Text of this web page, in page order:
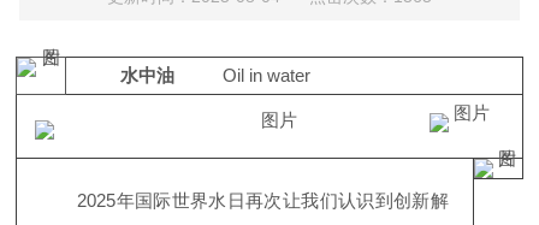
水中油 Oil in water
2025年国际世界水日再次让我们认识到创新解